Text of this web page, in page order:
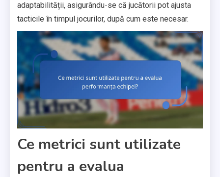
adaptabilității, asigurându-se că jucătorii pot ajusta
tacticile în timpul jocurilor, după cum este necesar.
Ce metrici sunt utilizate
pentru a evalua